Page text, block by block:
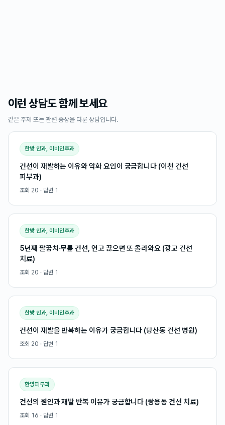
이런 상담도 함께 보세요
같은 주제 또는 관련 증상을 다룬 상담입니다.
한방 안과, 이비인후과
건선이 재발하는 이유와 악화 요인이 궁금합니다 (이천 건선
피부과)
조회 20 · 답변 1
한방 안과, 이비인후과
5년째 팔꿈치·무릎 건선, 연고 끊으면 또 올라와요 (광교 건선
치료)
조회 20 · 답변 1
한방 안과, 이비인후과
건선이 재발을 반복하는 이유가 궁금합니다 (당산동 건선 병원)
조회 20 · 답변 1
한방피부과
건선의 원인과 재발 반복 이유가 궁금합니다 (쌍용동 건선 치료)
조회 16 · 답변 1